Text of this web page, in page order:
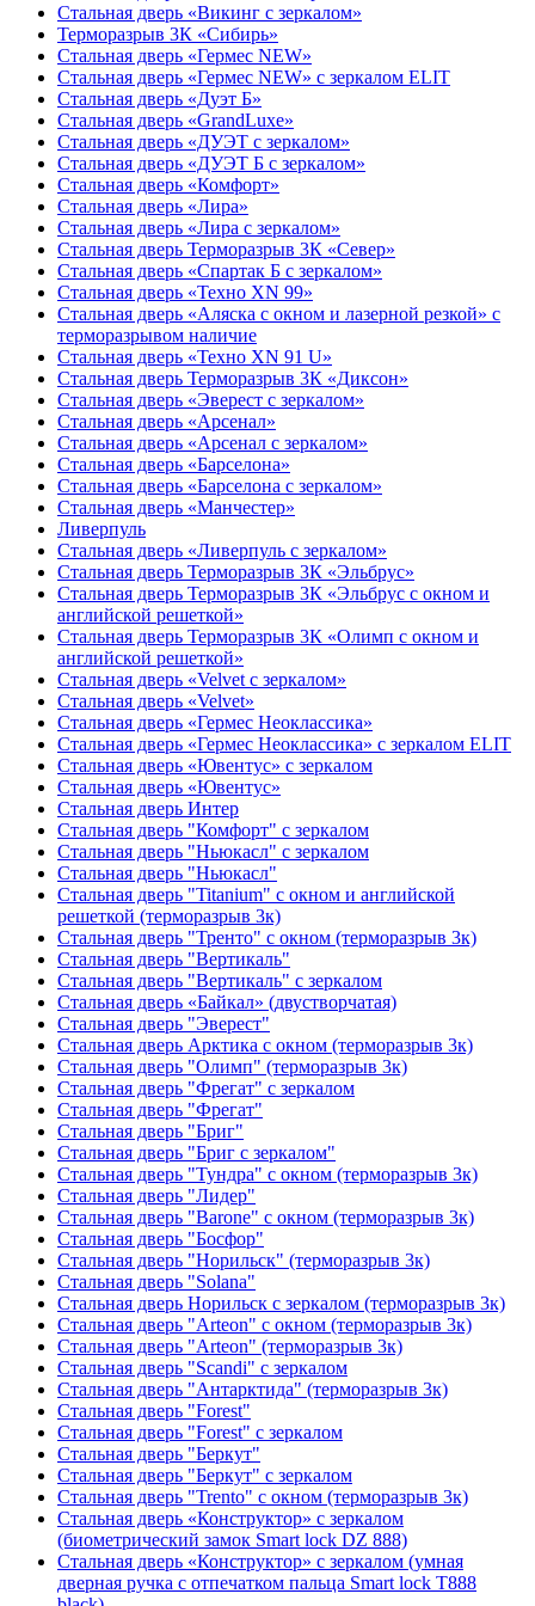
Стальная дверь «Викинг c зеркалом»
Терморазрыв 3К «Сибирь»
Стальная дверь «Гермес NEW»
Стальная дверь «Гермес NEW» с зеркалом ELIT
Стальная дверь «Дуэт Б»
Стальная дверь «GrandLuxe»
Стальная дверь «ДУЭТ с зеркалом»
Стальная дверь «ДУЭТ Б с зеркалом»
Стальная дверь «Комфорт»
Стальная дверь «Лира»
Стальная дверь «Лира с зеркалом»
Стальная дверь Терморазрыв 3К «Север»
Стальная дверь «Спартак Б с зеркалом»
Стальная дверь «Техно XN 99»
Стальная дверь «Аляска с окном и лазерной резкой» с
терморазрывом наличие
Стальная дверь «Техно XN 91 U»
Стальная дверь Терморазрыв 3К «Диксон»
Стальная дверь «Эверест с зеркалом»
Стальная дверь «Арсенал»
Стальная дверь «Арсенал с зеркалом»
Стальная дверь «Барселона»
Стальная дверь «Барселона с зеркалом»
Стальная дверь «Манчестер»
Ливерпуль
Стальная дверь «Ливерпуль с зеркалом»
Стальная дверь Терморазрыв 3К «Эльбрус»
Стальная дверь Терморазрыв 3К «Эльбрус с окном и
английской решеткой»
Стальная дверь Терморазрыв 3К «Олимп с окном и
английской решеткой»
Стальная дверь «Velvet с зеркалом»
Стальная дверь «Velvet»
Стальная дверь «Гермес Неоклассика»
Стальная дверь «Гермес Неоклассика» с зеркалом ELIT
Стальная дверь «Ювентус» с зеркалом
Стальная дверь «Ювентус»
Стальная дверь Интер
Стальная дверь "Комфорт" с зеркалом
Стальная дверь "Ньюкасл" с зеркалом
Стальная дверь "Ньюкасл"
Стальная дверь "Titanium" с окном и английской
решеткой (терморазрыв 3к)
Стальная дверь "Тренто" с окном (терморазрыв 3к)
Стальная дверь "Вертикаль"
Стальная дверь "Вертикаль" с зеркалом
Стальная дверь «Байкал» (двустворчатая)
Стальная дверь "Эверест"
Стальная дверь Арктика с окном (терморазрыв 3к)
Стальная дверь "Олимп" (терморазрыв 3к)
Стальная дверь "Фрегат" с зеркалом
Стальная дверь "Фрегат"
Стальная дверь "Бриг"
Стальная дверь "Бриг с зеркалом"
Стальная дверь "Тундра" с окном (терморазрыв 3к)
Стальная дверь "Лидер"
Стальная дверь "Barone" с окном (терморазрыв 3к)
Стальная дверь "Босфор"
Стальная дверь "Норильск" (терморазрыв 3к)
Стальная дверь "Solana"
Стальная дверь Норильск с зеркалом (терморазрыв 3к)
Стальная дверь "Arteon" с окном (терморазрыв 3к)
Стальная дверь "Arteon" (терморазрыв 3к)
Стальная дверь "Scandi" с зеркалом
Стальная дверь "Антарктида" (терморазрыв 3к)
Стальная дверь "Forest"
Стальная дверь "Forest" с зеркалом
Стальная дверь "Беркут"
Стальная дверь "Беркут" с зеркалом
Стальная дверь "Trento" с окном (терморазрыв 3к)
Стальная дверь «Конструктор» с зеркалом
(биометрический замок Smart lock DZ 888)
Стальная дверь «Конструктор» с зеркалом (умная
дверная ручка с отпечатком пальца Smart lock T888